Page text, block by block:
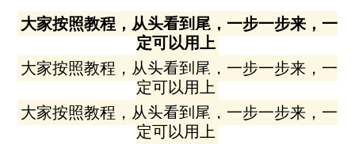
大家按照教程，从头看到尾，一步一步来，一
定可以用上
大家按照教程，从头看到尾，一步一步来，一
定可以用上
大家按照教程，从头看到尾，一步一步来，一
定可以用上